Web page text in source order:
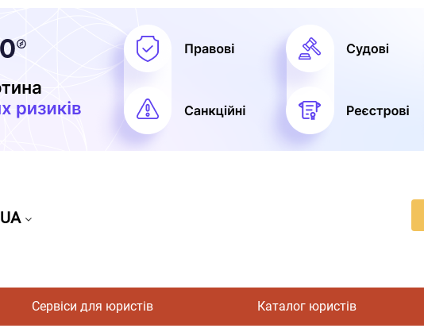
UA
Сервіси для юристів Каталог юристів